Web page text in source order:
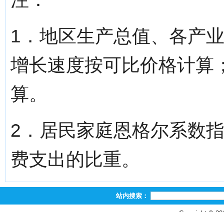
1．地区生产总值、各产
增长速度按可比价格计算
算。
2．居民家庭恩格尔系数
费支出的比重。
站内搜索：